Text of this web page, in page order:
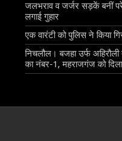
जलभराव व जर्जर सड़कें बनीं
लगाई गुहार
एक वारंटी को पुलिस ने किया
निचलौल। बजहा उर्फ
का नंबर-1, महराजगंज को